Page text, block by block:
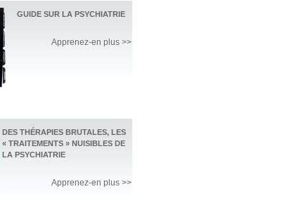
GUIDE SUR LA PSYCHIATRIE
Apprenez-en plus >>
DES THÉRAPIES BRUTALES, LES
« TRAITEMENTS » NUISIBLES DE
LA PSYCHIATRIE
Apprenez-en plus >>